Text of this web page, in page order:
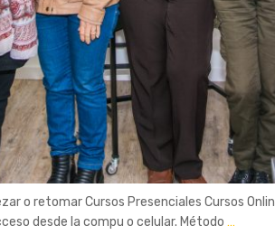
o retomar Cursos Presenciales Cursos
desde la compu o celular. Método …